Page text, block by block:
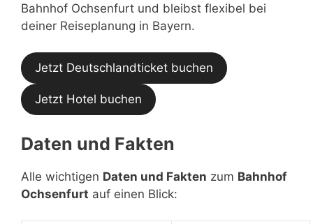
Bahnhof Ochsenfurt und bleibst flexibel bei
deiner Reiseplanung in Bayern.
Jetzt Deutschlandticket buchen
Jetzt Hotel buchen
Daten und Fakten
Alle wichtigen Daten und Fakten zum Bahnhof
Ochsenfurt auf einen Blick: